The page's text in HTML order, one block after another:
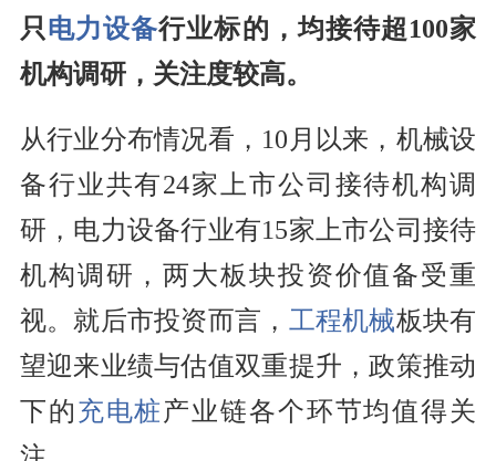
只电力设备行业标的，均接待超100家
机构调研，关注度较高。
从行业分布情况看，10月以来，机械设
备行业共有24家上市公司接待机构调
研，电力设备行业有15家上市公司接待
机构调研，两大板块投资价值备受重
视。就后市投资而言， 工程机械板块有
望迎来业绩与估值双重提升，政策推动
下的充电桩产业链各个环节均值得关